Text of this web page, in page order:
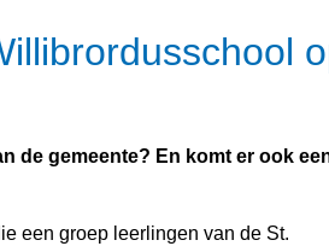
de gemeente? En komt er ook
een groep leerlingen van de St.